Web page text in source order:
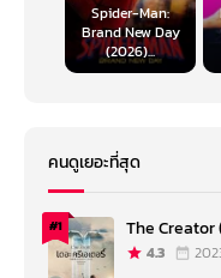
Spider-Man:
Brand New Day
(2026)...
คนดูเยอะที่สุด
#1 The Creator
4.3